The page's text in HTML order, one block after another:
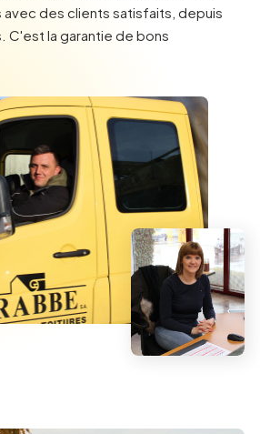
avec des clients satisfaits, depuis
C'est la garantie de bons